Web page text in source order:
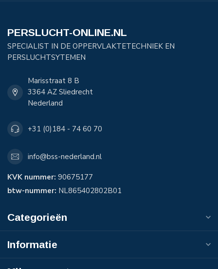
PERSLUCHT-ONLINE.NL
SPECIALIST IN DE OPPERVLAKTETECHNIEK EN
PERSLUCHTSYTEMEN
Marisstraat 8 B
3364 AZ Sliedrecht
Nederland
+31 (0)184 - 74 60 70
info@bss-nederland.nl
KVK nummer: 90675177
btw-nummer: NL865402802B01
Categorieën
Informatie